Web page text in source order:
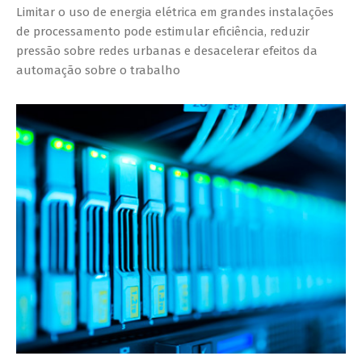
Limitar o uso de energia elétrica em grandes instalações
de processamento pode estimular eficiência, reduzir
pressão sobre redes urbanas e desacelerar efeitos da
automação sobre o trabalho